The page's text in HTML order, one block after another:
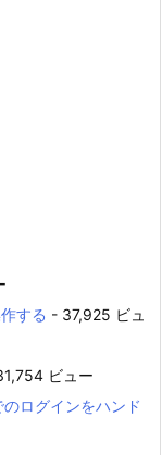
する - 37,925 ビュ
ビュー
ログインをハンド